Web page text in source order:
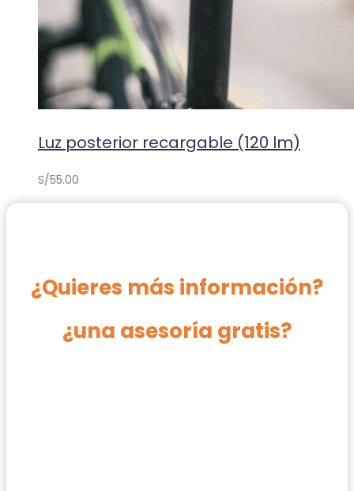
Luz posterior recargable (120 lm)
S/55.00
¿Quieres más información?
¿una asesoría gratis?